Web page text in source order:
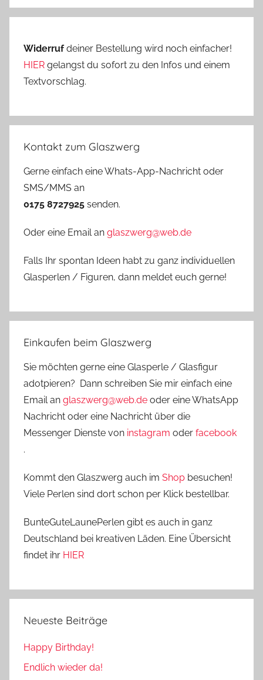
Widerrufdeiner Bestellung wird noch einfacher!
HIER gelangst du sofort zu den Infos und einem
Textvorschlag.
Kontakt zum Glaszwerg
Gerne einfach eine Whats-App-Nachricht oder
SMS/MMS an
0175 8727925 senden.
Oder eine Email an glaszwerg@web.de
Falls Ihr spontan Ideen habt zu ganz individuellen
Glasperlen / Figuren, dann meldet euch gerne!
Einkaufen beim Glaszwerg
Sie möchten gerne eine Glasperle / Glasfigur
adotpieren? Dann schreiben Sie mir einfach eine
Email an glaszwerg@web.de oder eine WhatsApp
Nachricht oder eine Nachricht über die
Messenger Dienste von instagram oder facebook
.
Kommt den Glaszwerg auch im Shop besuchen!
Viele Perlen sind dort schon per Klick bestellbar.
BunteGuteLaunePerlen gibt es auch in ganz
Deutschland bei kreativen Läden. Eine Übersicht
findet ihr HIER
Neueste Beiträge
Happy Birthday!
Endlich wieder da!